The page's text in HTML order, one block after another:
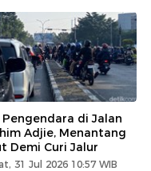
Pengendara di Jalan
Adjie, Menantang
Demi Curi Jalur
31 Jul 2026 10:57 WIB